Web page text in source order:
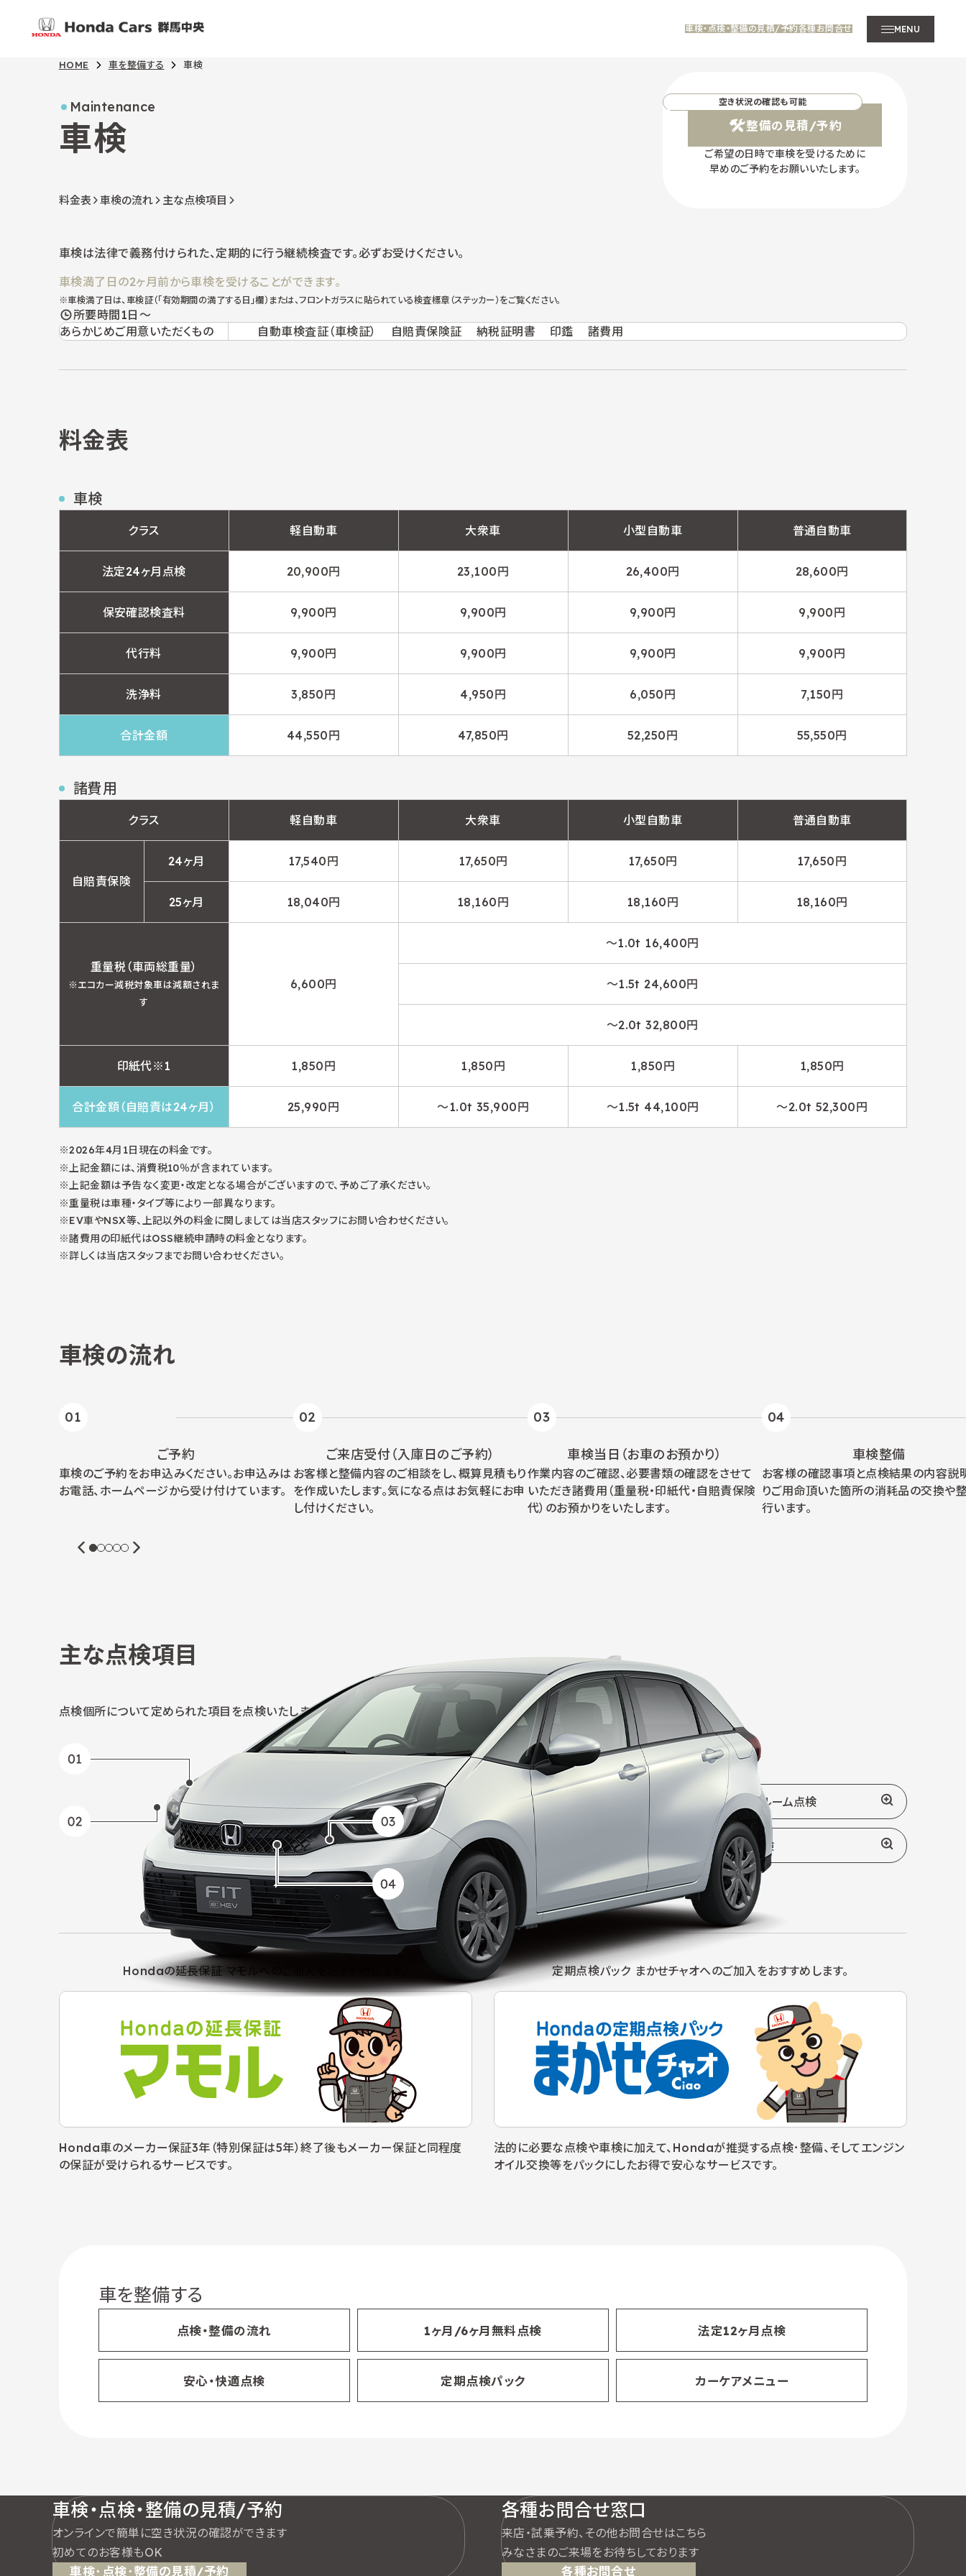
車検・点検・整備の見積/予約各種お問合せ MENU
HOME 車を整備する 車検
Maintenance
車検
料金表 車検の流れ 主な点検項目
空き状況の確認も可能
整備の見積/予約
ご希望の日時で車検を受けるために
早めのご予約をお願いいたします。
車検は法律で義務付けられた、定期的に行う継続検査です。必ずお受けください。
車検満了日の2ヶ月前から車検を受けることができます。
※車検満了日は、車検証（「有効期間の満了する日」欄）または、フロントガラスに貼られている検査標章（ステッカー）をご覧ください。
所要時間1日～
あらかじめご用意いただくもの 自動車検査証（車検証） 自賠責保険証 納税証明書 印鑑 諸費用
料金表
車検
クラス 軽自動車 大衆車 小型自動車 普通自動車
法定24ヶ月 点検 20,900円 23,100円 26,400円 28,600円
保安確認検査料 9,900円 9,900円 9,900円 9,900円
代行料 9,900円 9,900円 9,900円 9,900円
洗浄料 3,850円 4,950円 6,050円 7,150円
合計金額 44,550円 47,850円 52,250円 55,550円
諸費用
クラス 軽自動車 大衆車 小型自動車 普通自動車
自賠責保険
24ヶ月 17,540円 17,650円 17,650円 17,650円
25ヶ月 18,040円 18,160円 18,160円 18,160円
重量税（車両総重量）
※エコカー減税対象車は減額されま
す
6,600円
～1.0t 16,400円
～1.5t 24,600円
～2.0t 32,800円
印紙代※1 1,850円 1,850円 1,850円 1,850円
合計金額（自賠責は24ヶ月） 25,990円 ～1.0t 35,900円 ～1.5t 44,100円 ～2.0t 52,300円
2026年4月1日現在の料金です。
上記金額には、消費税10％が含まれています。
上記金額は予告なく変更・改定となる場合がございますので、予めご了承ください。
重量税は車種・タイプ等により一部異なります。
EV車やNSX等、上記以外の料金に関しましては当店スタッフにお問い合わせください。
諸費用の印紙代はOSS継続申請時の料金となります。
詳しくは当店スタッフまでお問い合わせください。
車検の流れ
01
ご予約
車検のご予約をお申込みください。お申込みは
お電話、ホームページから受け付けています。
02
ご来店受付（入庫日のご予約）
お客様と整備内容のご相談をし、概算見積もり
を作成いたします。気になる点はお気軽にお申
し付けください。
03
車検当日（お車のお預かり）
作業内容のご確認、必要書類の確認をさせて
いただき諸費用（重量税・印紙代・自賠責保険
代）のお預かりをいたします。
04
車検整備
お客様の確認事項と点検結果の内容説
りご用命頂いた箇所の消耗品の交換や
行います。
主な点検項目
点検個所について定められた項目を点検いたします。（日常点検項目及び保安基準に関する主な目視点検項目も実施します。）
室内点検 02 エンジンルーム点検
03 足回り点検 04 下回り点検
Hondaの延長保証 マモルへの
Honda車のメーカー保証3年（特別保証は5年）終了後もメーカー保証と同程度
の保証が受けられるサービスです。
定期点検パック まかせチャオへのご加入をおすすめします。
法的に必要な点検や車検に加えて、Hondaが推奨する点検･整備、そしてエンジン
オイル交換等をパックにしたお得で安心なサービスです。
車を整備する
点検・整備の流れ 1ヶ月/6ヶ月無料点検 法定12ヶ月点検
安心・快適点検 定期点検パック カーケアメニュー
車検・点検・整備の見積/予約
オンラインで簡単に空き状況の確認ができます
初めてのお客様もOK
車検･点検･整備の見積/予約
各種お問合せ窓口
来店・試乗予約、その他お問合せはこちら
みなさまのご来場をお待ちしております
各種お問合せ